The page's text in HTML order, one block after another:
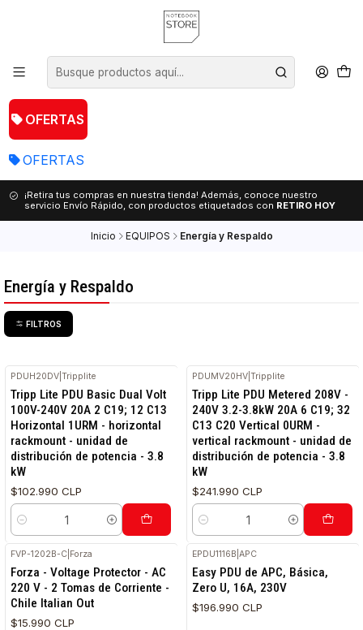
OFERTAS
OFERTAS
¡Retira tus compras en nuestra tienda! Además, conoce nuestro
servicio Envío Rápido, con productos etiquetados con RETIRO HOY
Inicio EQUIPOS Energía y Respaldo
Energía y Respaldo
FILTROS
PDUH20DV |Tripplite
Tripp Lite PDU Basic Dual Volt
100V-240V 20A 2 C19; 12 C13
Horizontal 1URM - horizontal
rackmount - unidad de
distribución de potencia - 3.8
kW
$102.990 CLP
Cantidad
PDUMV20HV |Tripplite
Tripp Lite PDU Metered 208V -
240V 3.2-3.8kW 20A 6 C19; 32
C13 C20 Vertical 0URM -
vertical rackmount - unidad de
distribución de potencia - 3.8
kW
$241.990 CLP
Cantidad
FVP-1202B-C Forza
Forza - Voltage Protector - AC
220 V - 2 Tomas de Corriente -
Chile Italian Out
$15.990 CLP
EPDU1116B |APC
Easy PDU de APC, Básica,
Zero U, 16A, 230V
$196.990 CLP